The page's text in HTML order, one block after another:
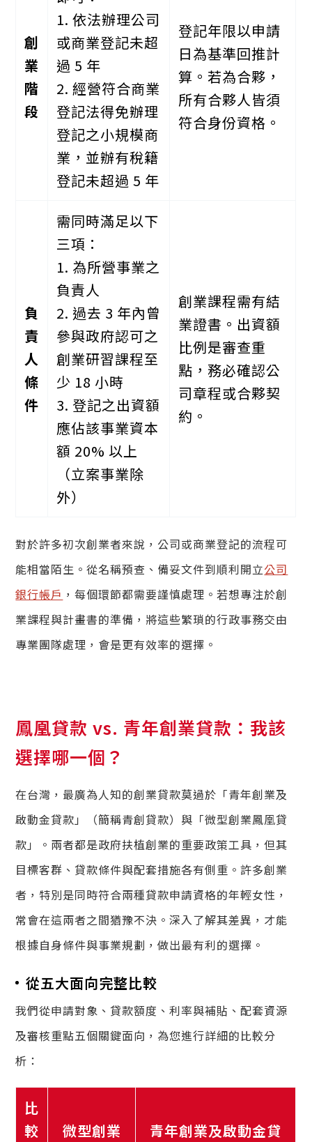
創
業
階
段
1. 依法辦理公司
或商業登記未超
過 5 年
2. 經營符合商業
登記法得免辦理
登記之小規模商
業，並辦有稅籍
登記未超過 5 年
登記年限以申請
日為基準回推計
算。若為合夥，
所有合夥人皆須
符合身份資格。
負
責
人
條
件
需同時滿足以下
三項：
1. 為所營事業之
負責人
2. 過去 3 年內曾
參與政府認可之
創業研習課程至
少 18 小時
3. 登記之出資額
應佔該事業資本
額 20% 以上
（立案事業除
外）
創業課程需有結
業證書。出資額
比例是審查重
點，務必確認公
司章程或合夥契
約。
對於許多初次創業者來說，公司或商業登記的流程可
能相當陌生。從名稱預查、備妥文件到順利開立公司
銀行帳戶 ，每個環節都需要謹慎處理。若想專注於創
業課程與計畫書的準備，將這些繁瑣的行政事務交由
專業團隊處理，會是更有效率的選擇。
鳳凰貸款 vs. 青年創業貸款：我該
選擇哪一個？
在台灣，最廣為人知的創業貸款莫過於「青年創業及
啟動金貸款」（簡稱青創貸款）與「微型創業鳳凰貸
款」。兩者都是政府扶植創業的重要政策工具，但其
目標客群、貸款條件與配套措施各有側重。許多創業
者，特別是同時符合兩種貸款申請資格的年輕女性，
常會在這兩者之間猶豫不決。深入了解其差異，才能
根據自身條件與事業規劃，做出最有利的選擇。
從五大面向完整比較
我們從申請對象、貸款額度、利率與補貼、配套資源
及審核重點五個關鍵面向，為您進行詳細的比較分
析：
比
較
微型創業 青年創業及啟動金貸